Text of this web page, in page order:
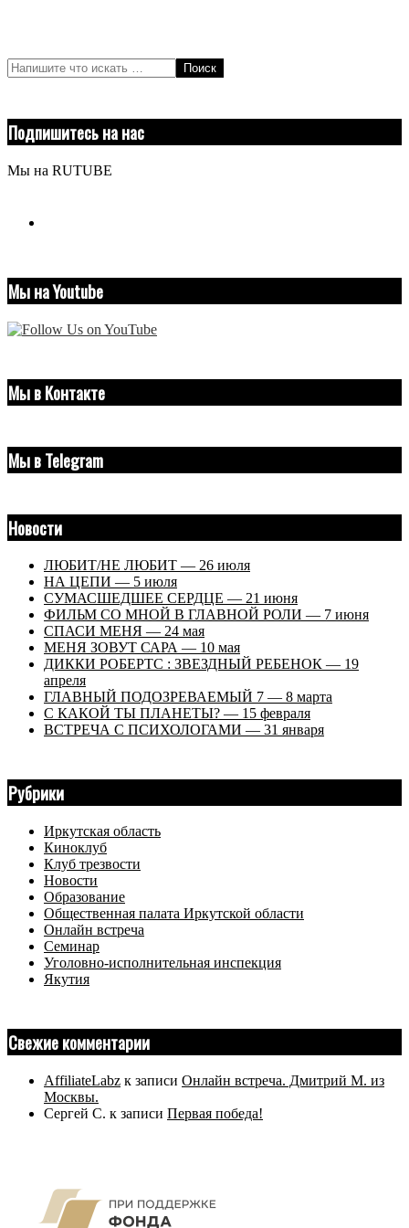
Поиск
Подпишитесь на нас
Мы на RUTUBE
Мы на Youtube
Мы в Контакте
Мы в Telegram
Новости
ЛЮБИТ/НЕ ЛЮБИТ — 26 июля
НА ЦЕПИ — 5 июля
СУМАСШЕДШЕЕ СЕРДЦЕ — 21 июня
ФИЛЬМ СО МНОЙ В ГЛАВНОЙ РОЛИ — 7 июня
СПАСИ МЕНЯ — 24 мая
МЕНЯ ЗОВУТ САРА — 10 мая
ДИККИ РОБЕРТС : ЗВЕЗДНЫЙ РЕБЕНОК — 19
апреля
ГЛАВНЫЙ ПОДОЗРЕВАЕМЫЙ 7 — 8 марта
С КАКОЙ ТЫ ПЛАНЕТЫ? — 15 февраля
ВСТРЕЧА С ПСИХОЛОГАМИ — 31 января
Рубрики
Иркутская область
Киноклуб
Клуб трезвости
Новости
Образование
Общественная палата Иркутской области
Онлайн встреча
Семинар
Уголовно-исполнительная инспекция
Якутия
Свежие комментарии
AffiliateLabz к записи Онлайн встреча. Дмитрий М. из
Москвы.
Сергей С. к записи Первая победа!